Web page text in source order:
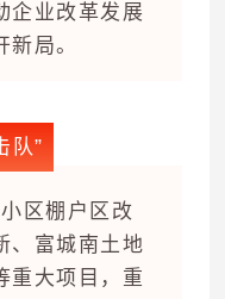
企业改革发展
局。
队”
区棚户区改
、富城南土地
重大项目，重